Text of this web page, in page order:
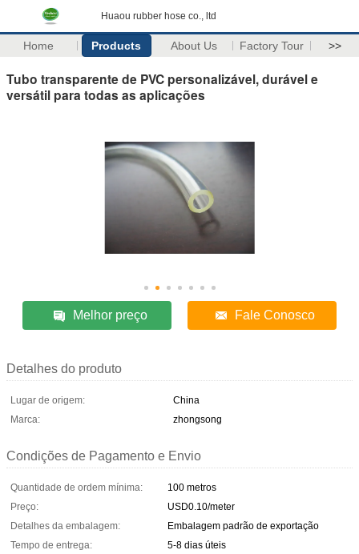
Huaou rubber hose co., ltd
Home Products About Us Factory Tour >>
Tubo transparente de PVC personalizável, durável e
versátil para todas as aplicações
Melhor preço Fale Conosco
Detalhes do produto
Lugar de origem:
China
Marca:
zhongsong
Condições de Pagamento e Envio
Quantidade de ordem mínima:
100 metros
Preço:
USD0.10/meter
Detalhes da embalagem:
Embalagem padrão de exportação
Tempo de entrega:
5-8 dias úteis